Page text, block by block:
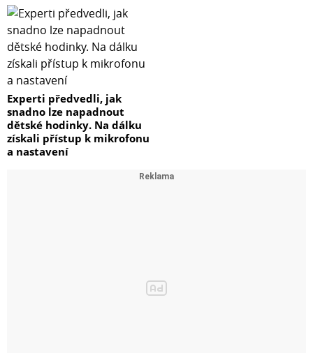
Experti předvedli, jak
snadno lze napadnout
dětské hodinky. Na dálku
získali přístup k mikrofonu
a nastavení